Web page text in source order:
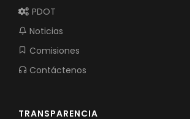
PDOT
Noticias
Comisiones
Contáctenos
TRANSPARENCIA